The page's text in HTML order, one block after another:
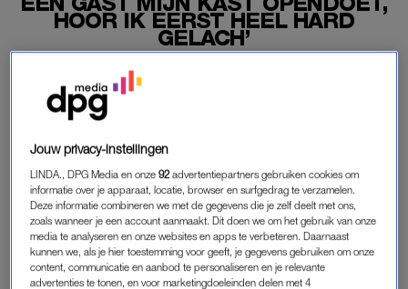
HOOR IK EERST HEEL HARD
GELACH’
LEES VERDER MET
PREMIUM
Krijg onbeperkt toegang tot alle
artikelen
Jouw privacy-instellingen
LINDA., DPG Media en onze92 advertentiepartners gebruiken cookies om
informatie over je apparaat, locatie, browser en surfgedrag te verzamelen.
Deze informatie combineren we met de gegevens die je zelf deelt met ons,
zoals wanneer je een account aanmaakt. Dit doen we om het gebruik van onze
media te analyseren en onze websites en apps te verbeteren. Daarnaast
kunnen we, als je hier toestemming voor geeft, je gegevens gebruiken om onze
content, communicatie en aanbod te personaliseren en je relevante
advertenties te tonen, en voor marketingdoeleinden delen met 4